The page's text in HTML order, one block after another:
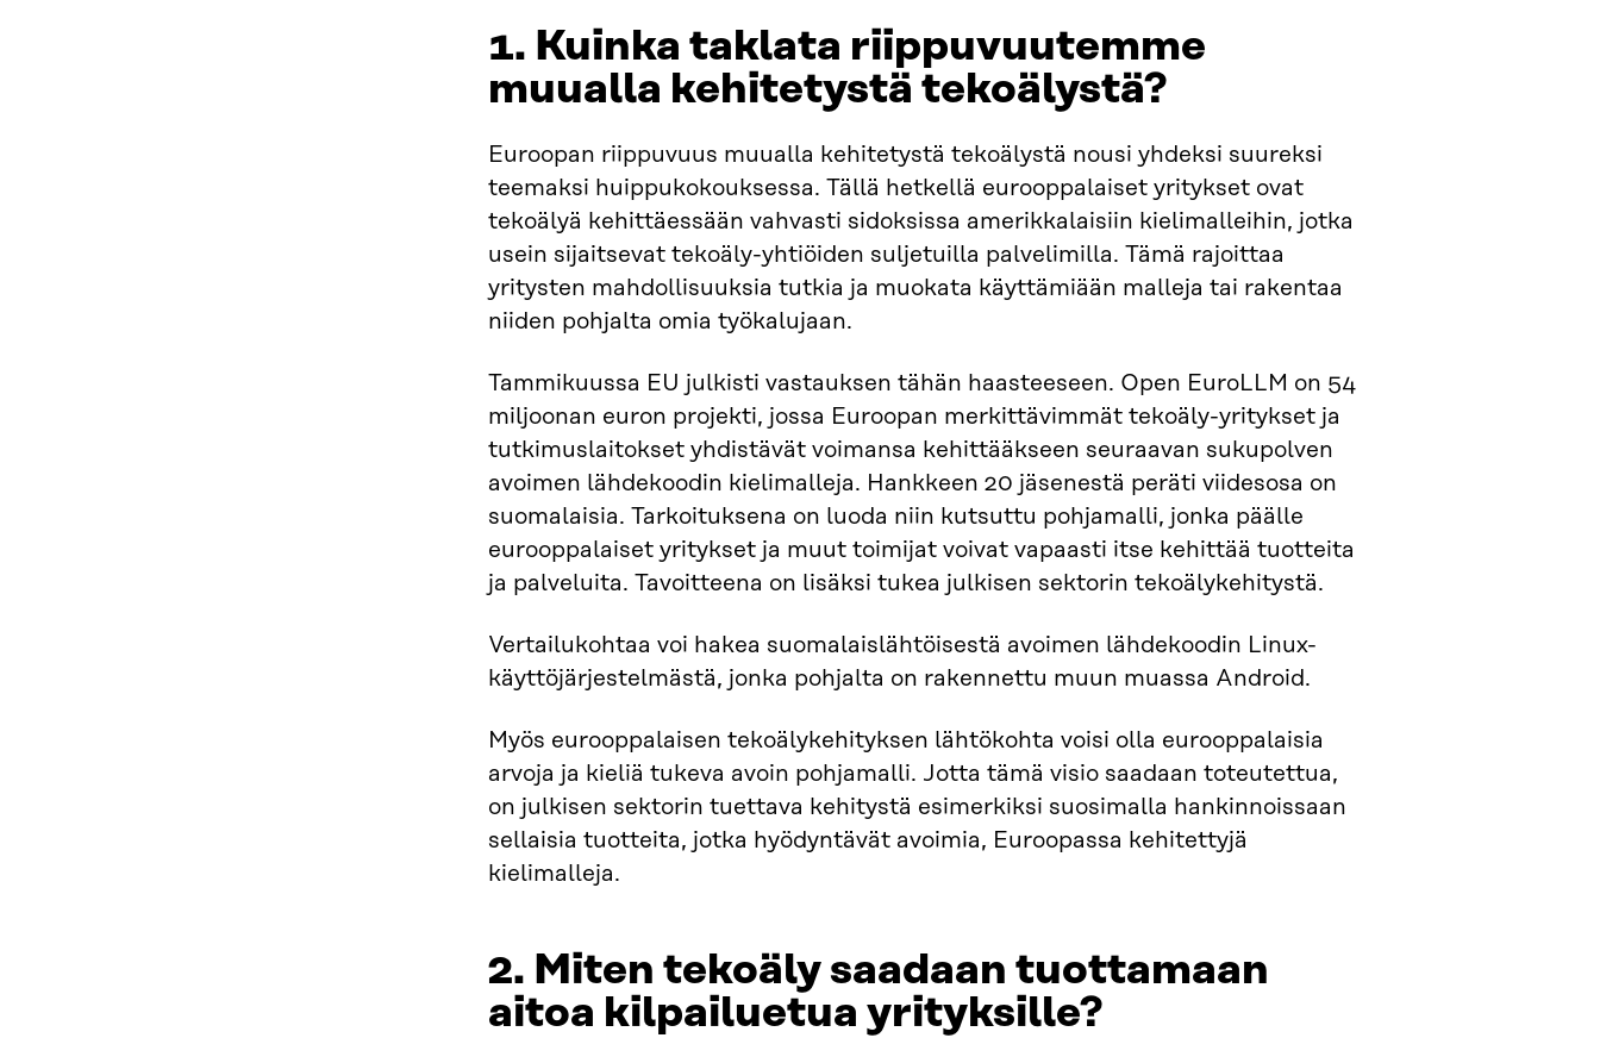
1. Kuinka taklata riippuvuutemme
muualla kehitetystä tekoälystä?
Euroopan riippuvuus muualla kehitetystä tekoälystä nousi yhdeksi suureksi
teemaksi huippukokouksessa. Tällä hetkellä eurooppalaiset yritykset ovat
tekoälyä kehittäessään vahvasti sidoksissa amerikkalaisiin kielimalleihin, jotka
usein sijaitsevat tekoäly-yhtiöiden suljetuilla palvelimilla. Tämä rajoittaa
yritysten mahdollisuuksia tutkia ja muokata käyttämiään malleja tai rakentaa
niiden pohjalta omia työkalujaan.
Tammikuussa EU julkisti vastauksen tähän haasteeseen. Open EuroLLM on 54
miljoonan euron projekti, jossa Euroopan merkittävimmät tekoäly-yritykset ja
tutkimuslaitokset yhdistävät voimansa kehittääkseen seuraavan sukupolven
avoimen lähdekoodin kielimalleja. Hankkeen 20 jäsenestä peräti viidesosa on
suomalaisia. Tarkoituksena on luoda niin kutsuttu pohjamalli, jonka päälle
eurooppalaiset yritykset ja muut toimijat voivat vapaasti itse kehittää tuotteita
ja palveluita. Tavoitteena on lisäksi tukea julkisen sektorin tekoälykehitystä.
Vertailukohtaa voi hakea suomalaislähtöisestä avoimen lähdekoodin Linux-
käyttöjärjestelmästä, jonka pohjalta on rakennettu muun muassa Android.
Myös eurooppalaisen tekoälykehityksen lähtökohta voisi olla eurooppalaisia
arvoja ja kieliä tukeva avoin pohjamalli. Jotta tämä visio saadaan toteutettua,
on julkisen sektorin tuettava kehitystä esimerkiksi suosimalla hankinnoissaan
sellaisia tuotteita, jotka hyödyntävät avoimia, Euroopassa kehitettyjä
kielimalleja.
2. Miten tekoäly saadaan tuottamaan
aitoa kilpailuetua yrityksille?